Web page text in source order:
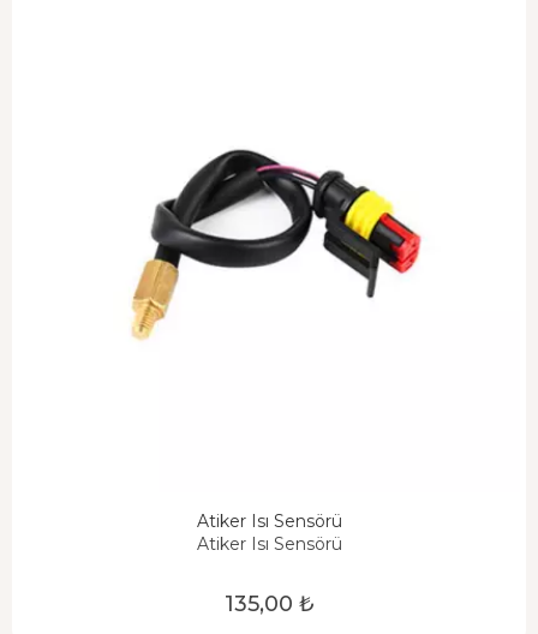
Atiker Isı Sensörü
Atiker Isı Sensörü
135,00 ₺